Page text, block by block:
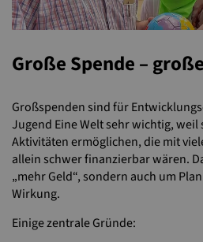
Große Spende –
Großspenden sind für
Jugend Eine Welt sehr wichtig, weil
Aktivitäten ermöglichen, die mit
allein schwer finanzierbar wären.
„mehr Geld“, sondern auch um
Wirkung.
Einige zentrale Gründe: